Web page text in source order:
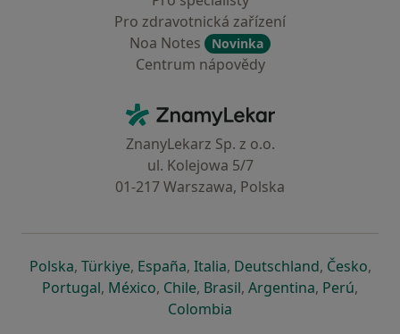
Pro zdravotnická zařízení
Noa Notes
Novinka
Centrum nápovědy
ZnamyLekar - Hlavní stránka
ZnanyLekarz Sp. z o.o.
ul. Kolejowa 5/7
01-217 Warszawa, Polska
Polskase otevře v nové záložce
, Türkiyese otevře v nové záložce
, Españase otevře v nové záložce
, Italiase otevře v nové záložce
, Deutschlandse otevře v
, Českose
,
Portugalse otevře v nové záložce
, Méxicose otevře v nové záložce
, Chilese otevře v nové záložce
, Brasilse otevře v nové
, Argentinase otevře v
, Perúse
,
Colombia